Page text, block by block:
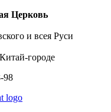
Церковь
и всея Руси
городе
98